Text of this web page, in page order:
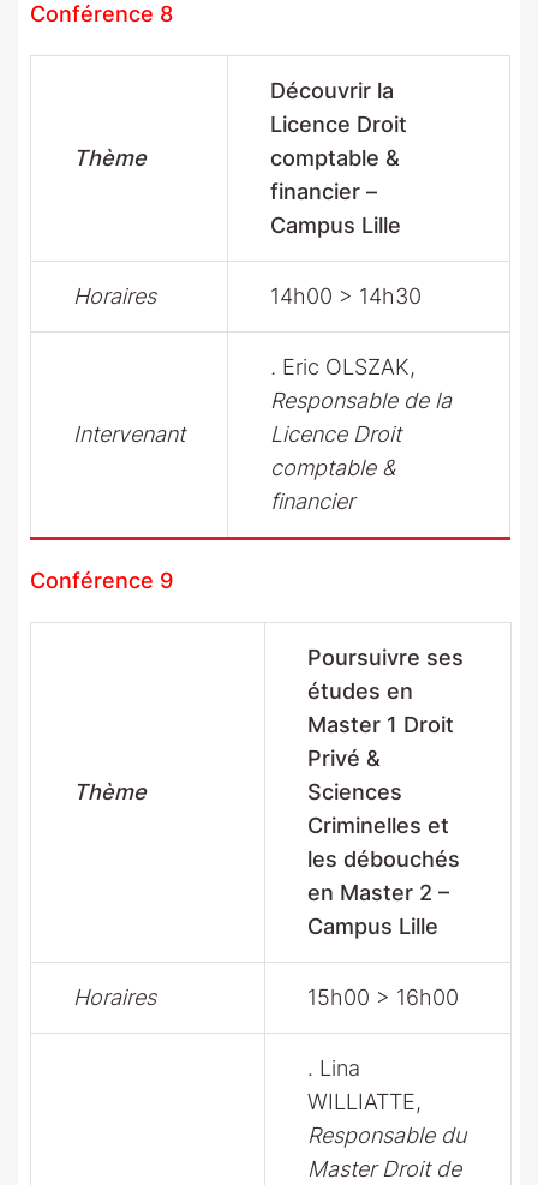
Conférence 8
Thème
Découvrir la
Licence Droit
comptable &
financier –
Campus Lille
Horaires 14h00 > 14h30
Intervenant
. Eric OLSZAK,
Responsable de la
Licence Droit
comptable &
financier
Conférence 9
Thème
Poursuivre ses
études en
Master 1 Droit
Privé &
Sciences
Criminelles et
les débouchés
en Master 2 –
Campus Lille
Horaires 15h00 > 16h00
. Lina
WILLIATTE,
Responsable du
Master Droit de